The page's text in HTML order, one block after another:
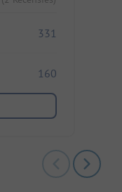
331
160